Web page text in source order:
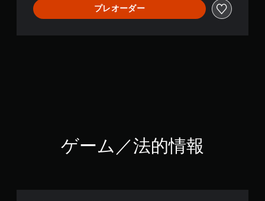
プレオーダー
ゲーム／法的情報